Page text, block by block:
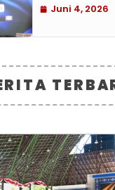
Juni 4, 2026